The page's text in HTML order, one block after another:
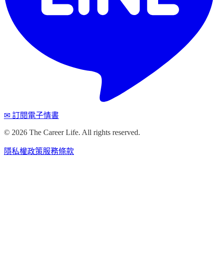
✉ 訂閱電子情書
© 2026 The Career Life. All rights reserved.
隱私權政策服務條款